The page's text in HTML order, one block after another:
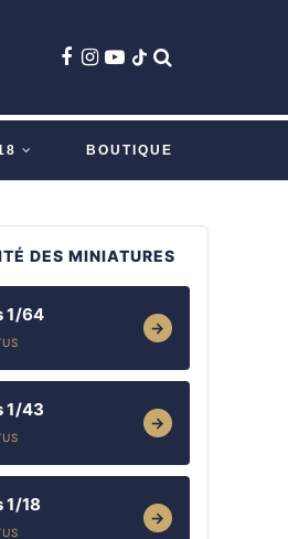
BOUTIQUE
DES MINIATURES
1/64
→
1/43
→
1/18
→